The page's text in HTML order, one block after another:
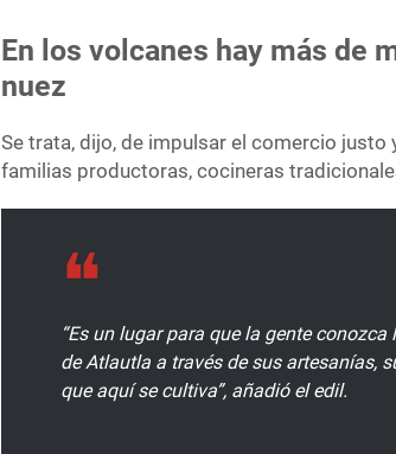
En los volcanes hay más de
nuez
Se trata, dijo, de impulsar el comercio
familias productoras, cocineras
“Es un lugar para que la gente
de Atlautla a través de sus artesanías,
que aquí se cultiva”, añadió el edil.